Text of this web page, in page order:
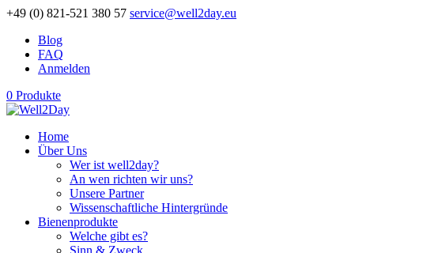
+49 (0) 821-521 380 57 service@well2day.eu
Blog
FAQ
Anmelden
0 Produkte
Home
Über Uns
Wer ist well2day?
An wen richten wir uns?
Unsere Partner
Wissenschaftliche Hintergründe
Bienenprodukte
Welche gibt es?
Sinn & Zweck